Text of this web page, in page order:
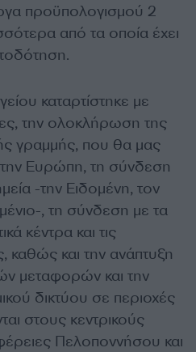
προϋπολογισμού 2
από τα οποία έχει
καταρτίστηκε με
την ολοκλήρωση της
γραμμής, που θα μας
Ευρώπη, τη σύνδεση
-την Ειδομένη, τον
, τη σύνδεση με τα
κέντρα και τις
καθώς και την ανάπτυξη
μεταφορών και την
δικτύου σε περιοχές
στους κεντρικούς
Πελοποννήσου και